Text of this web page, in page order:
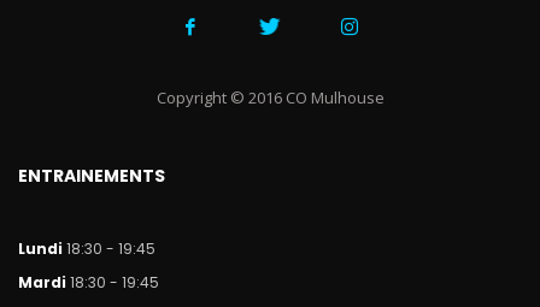
Copyright © 2016 CO Mulhouse
ENTRAINEMENTS
Lundi 18:30 - 19:45
Mardi 18:30 - 19:45